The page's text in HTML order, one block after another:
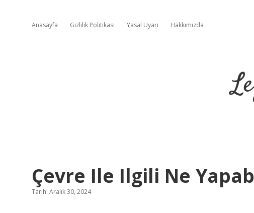
Anasayfa Gizlilik Politikası Yasal Uyarı Hakkımızda
Çevre Ile Ilgili Ne
Tarih: Aralık 30, 2024